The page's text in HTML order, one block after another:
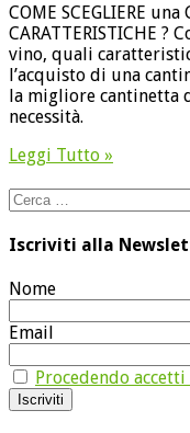
COME SCEGLIERE
CARATTERISTICHE ?
vino, quali
l’acquisto di una
la migliore cantinetta
necessità.
Leggi Tutto »
Ricerca
per:
Iscriviti alla
Nome
Email
Procedendo